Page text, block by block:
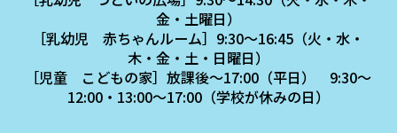
金・土曜日）
［乳幼児 赤ちゃんルーム］9:30～16:45（火・水・
木・金・土・日曜日）
［児童 こどもの家］放課後～17:00（平日） 9:30～
12:00・13:00～17:00（学校が休みの日）